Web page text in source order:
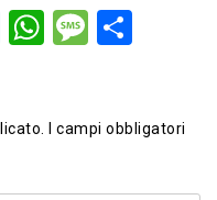
LinkedIn
WhatsApp
I campi obbligatori